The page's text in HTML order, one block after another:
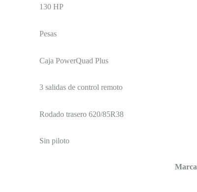
130 HP
Pesas
Caja PowerQuad Plus
3 salidas de control remoto
Rodado trasero 620/85R38
Sin piloto
Marca